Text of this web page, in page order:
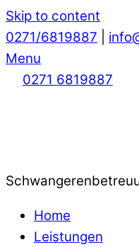
Skip to content
0271/6819887
Menu
0271 6819887
Home
Leistungen